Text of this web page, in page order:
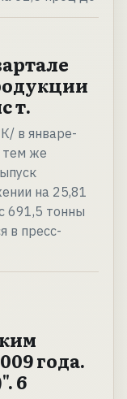
т.
в январе-
тем же
на 25,81
691,5 тонны
в пресс-
года.
6